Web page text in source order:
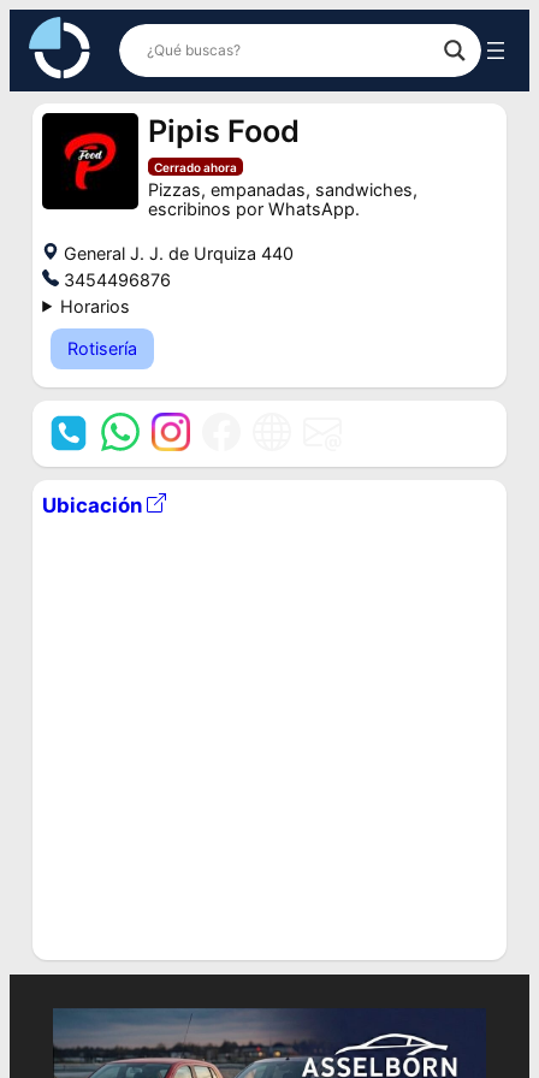
Saltar
contenido
Pipis Food
Cerrado ahora
Pizzas, empanadas, sandwiches,
escribinos por WhatsApp.
General J. J. de Urquiza 440
3454496876
Horarios
Rotisería
Ubicación